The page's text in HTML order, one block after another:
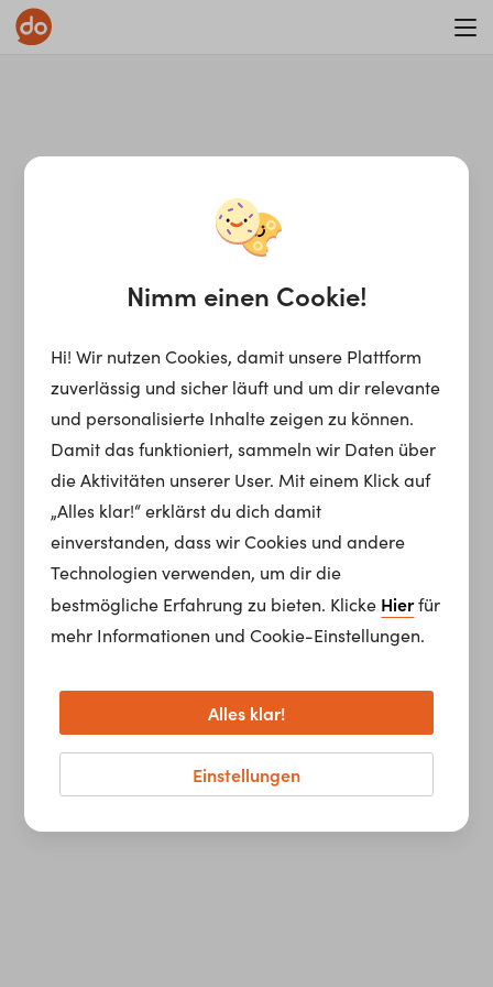
Nimm einen Cookie!
Hi! Wir nutzen Cookies, damit unsere Plattform
zuverlässig und sicher läuft und um dir relevante
und personalisierte Inhalte zeigen zu können.
Damit das funktioniert, sammeln wir Daten über
die Aktivitäten unserer User. Mit einem Klick auf
„Alles klar!“ erklärst du dich damit
einverstanden, dass wir Cookies und andere
Technologien verwenden, um dir die
bestmögliche Erfahrung zu bieten. Klicke Hierfür
mehr Informationen und Cookie-Einstellungen.
Einstellungen
Alles klar!